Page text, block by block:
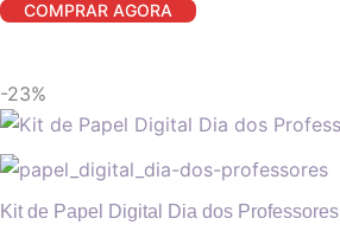
COMPRAR AGORA
-23%
Kit de Papel Digital Dia dos Professores